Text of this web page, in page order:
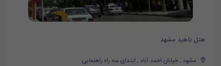
هتل ناهید مشهد
مشهد , خیابان احمد آباد , ابتدای سه راه راهنمایی